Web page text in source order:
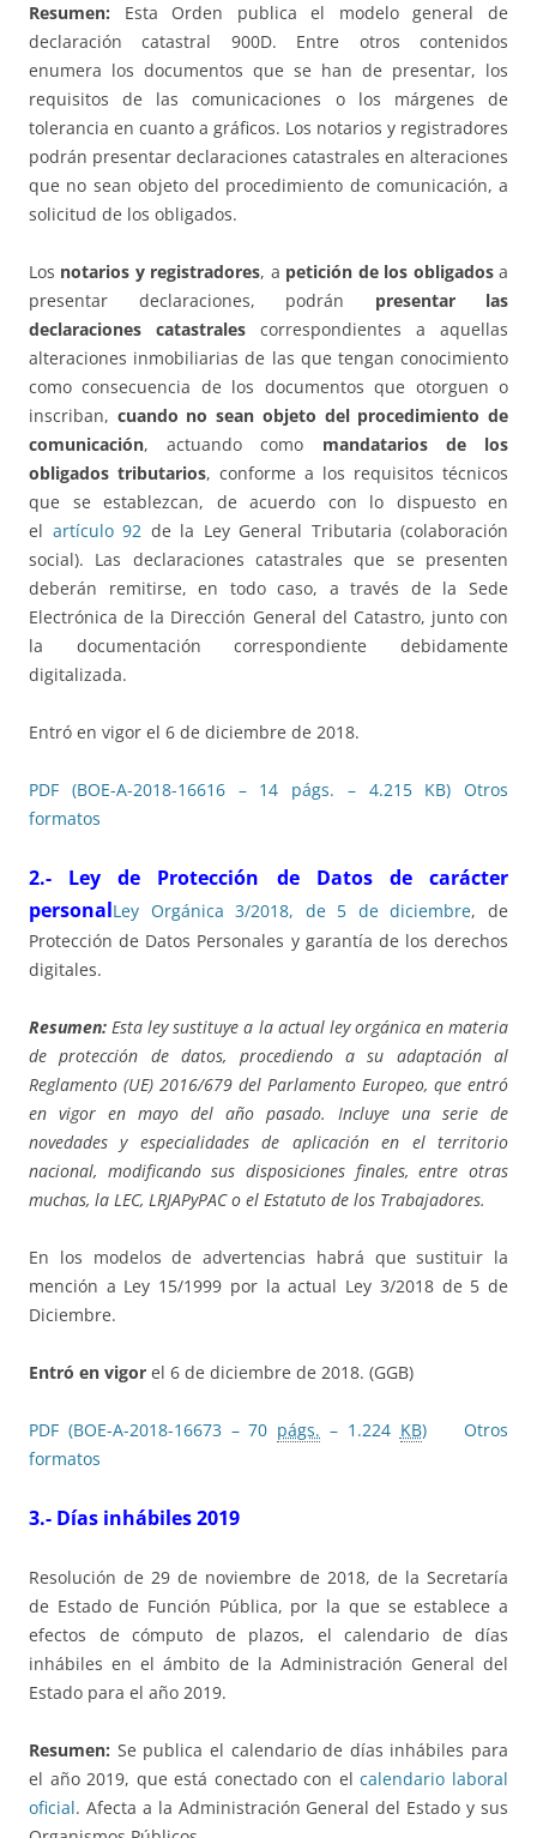
Resumen: Esta Orden publica el modelo general de
declaración catastral 900D. Entre otros contenidos
enumera los documentos que se han de presentar, los
requisitos de las comunicaciones o los márgenes de
tolerancia en cuanto a gráficos. Los notarios y registradores
podrán presentar declaraciones catastrales en alteraciones
que no sean objeto del procedimiento de comunicación, a
solicitud de los obligados.
Los notarios y registradores, a petición de los obligadosa
presentar declaraciones, podrán presentar las
declaraciones catastrales correspondientes a aquellas
alteraciones inmobiliarias de las que tengan conocimiento
como consecuencia de los documentos que otorguen o
inscriban, cuando no sean objeto del procedimiento de
comunicación, actuando como mandatarios de los
obligados tributarios, conforme a los requisitos técnicos
que se establezcan, de acuerdo con lo dispuesto en
el artículo 92 de la Ley General Tributaria (colaboración
social). Las declaraciones catastrales que se presenten
deberán remitirse, en todo caso, a través de la Sede
Electrónica de la Dirección General del Catastro, junto con
la documentación correspondiente debidamente
digitalizada.
Entró en vigor el 6 de diciembre de 2018.
PDF (BOE-A-2018-16616 – 14 págs. – 4.215 KB) Otros
formatos
2.- Ley de Protección de Datos de carácter
personalLey Orgánica 3/2018, de 5 de diciembre, de
Protección de Datos Personales y garantía de los derechos
digitales.
Resumen: Esta ley sustituye a la actual ley orgánica en materia
de protección de datos, procediendo a su adaptación al
Reglamento (UE) 2016/679 del Parlamento Europeo, que entró
en vigor en mayo del año pasado. Incluye una serie de
novedades y especialidades de aplicación en el territorio
nacional, modificando sus disposiciones finales, entre otras
muchas, la LEC, LRJAPyPAC o el Estatuto de los Trabajadores.
En los modelos de advertencias habrá que sustituir la
mención a Ley 15/1999 por la actual Ley 3/2018 de 5 de
Diciembre.
Entró en vigor el 6 de diciembre de 2018. (GGB)
PDF (BOE-A-2018-16673 – 70 págs. – 1.224 KB)
Otros
formatos
3.- Días inhábiles 2019
Resolución de 29 de noviembre de 2018, de la Secretaría
de Estado de Función Pública, por la que se establece a
efectos de cómputo de plazos, el calendario de días
inhábiles en el ámbito de la Administración General del
Estado para el año 2019.
Resumen: Se publica el calendario de días inhábiles para
el año 2019, que está conectado con elcalendario laboral
oficial. Afecta a la Administración General del Estado y sus